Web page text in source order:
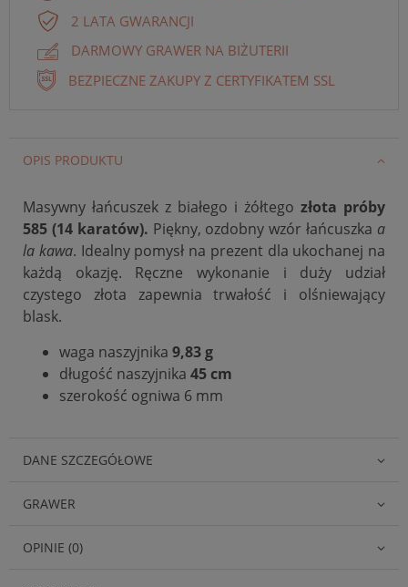
2 LATA GWARANCJI
DARMOWY GRAWER NA BIŻUTERII
BEZPIECZNE ZAKUPY Z CERTYFIKATEM SSL
OPIS PRODUKTU
Masywny łańcuszek z białego i żółtego złota próby
585 (14 karatów). Piękny, ozdobny wzór łańcuszka a
la kawa. Idealny pomysł na prezent dla ukochanej na
każdą okazję. Ręczne wykonanie i duży udział
czystego złota zapewnia trwałość i olśniewający
blask.
waga naszyjnika 9,83 g
długość naszyjnika 45 cm
szerokość ogniwa 6 mm
DANE SZCZEGÓŁOWE
GRAWER
OPINIE (0)